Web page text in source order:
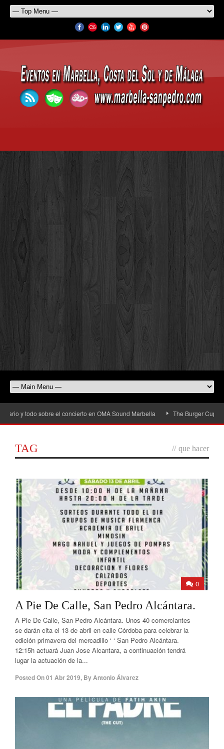
y todo sobre el concierto en OMA Sound Marbella The Burger Cup
TAG // que hacer
0
A Pie De Calle, San Pedro Alcántara.
A Pie De Calle, San Pedro Alcántara. Unos 40 comerciantes
se darán cita el 13 de abril en calle Córdoba para celebrar la
edición primavera del mercadillo ‘ ‘ San Pedro Alcántara.
12:15h actuará Juan Jose Alcantara, a continuación tendrá
lugar la actuación de la...
Posted On01 Abr 2019, ByAntonio Álvarez